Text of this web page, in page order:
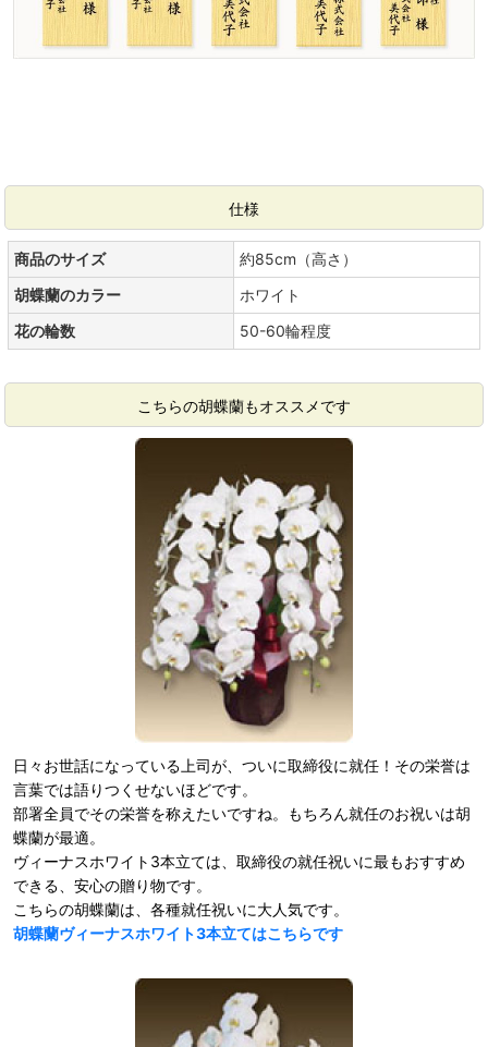
仕様
商品のサイズ
約85cm（高さ）
胡蝶蘭のカラー
ホワイト
花の輪数
50-60輪程度
こちらの胡蝶蘭もオススメです
日々お世話になっている上司が、ついに取締役に就任！その栄誉は
言葉では語りつくせないほどです。
部署全員でその栄誉を称えたいですね。もちろん就任のお祝いは胡
蝶蘭が最適。
ヴィーナスホワイト3本立ては、取締役の就任祝いに最もおすすめ
できる、安心の贈り物です。
こちらの胡蝶蘭は、各種就任祝いに大人気です。
胡蝶蘭ヴィーナスホワイト3本立てはこちらです